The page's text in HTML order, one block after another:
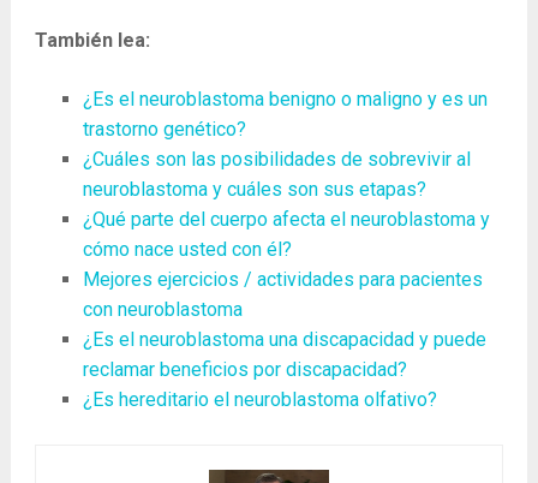
También lea:
¿Es el neuroblastoma benigno o maligno y es un
trastorno genético?
¿Cuáles son las posibilidades de sobrevivir al
neuroblastoma y cuáles son sus etapas?
¿Qué parte del cuerpo afecta el neuroblastoma y
cómo nace usted con él?
Mejores ejercicios / actividades para pacientes
con neuroblastoma
¿Es el neuroblastoma una discapacidad y puede
reclamar beneficios por discapacidad?
¿Es hereditario el neuroblastoma olfativo?